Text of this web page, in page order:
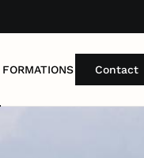
FORMATIONS Contact